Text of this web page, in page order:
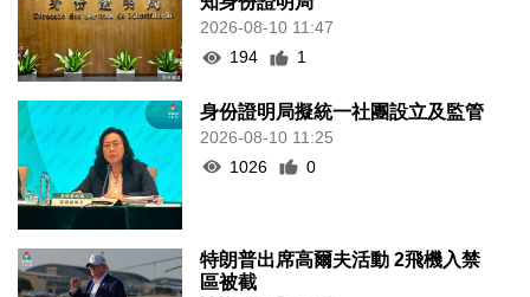
2026-08-10 11:47
194
1
身份證明局擬統一社團設立及監管
2026-08-10 11:25
1026
0
特朗普出席高爾夫活動 2飛機入禁
區被截